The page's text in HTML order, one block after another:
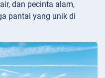
dan pecinta alam,
pantai yang unik di